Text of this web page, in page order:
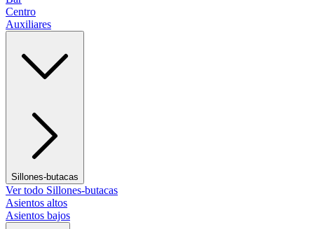
Centro
Auxiliares
Sillones-butacas
Ver todo Sillones-butacas
Asientos altos
Asientos bajos